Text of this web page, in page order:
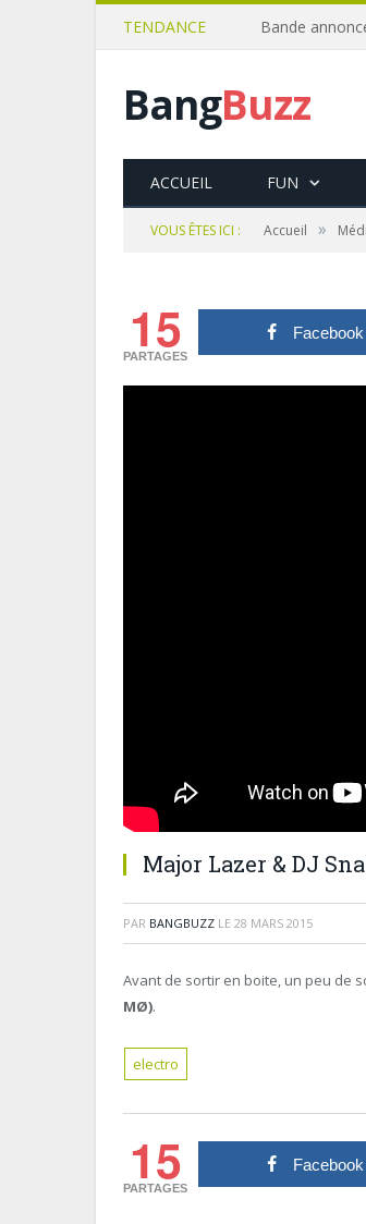
TENDANCE Bande
BangBuzz
ACCUEIL FUN
VOUS ÊTES ICI : Accueil »
15
PARTAGES
Facebook
Major Lazer & DJ
PAR BANGBUZZ LE 28 MARS 2015
Avant de sortir en boite, un peu de
MØ).
electro
15
PARTAGES
Facebook